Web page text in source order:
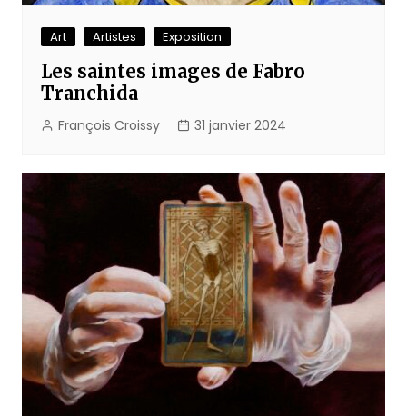
Art Artistes Exposition
Les saintes images de Fabro
Tranchida
François Croissy 31 janvier 2024